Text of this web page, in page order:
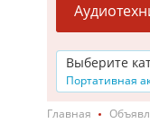
Выберите
Портативная
Главная